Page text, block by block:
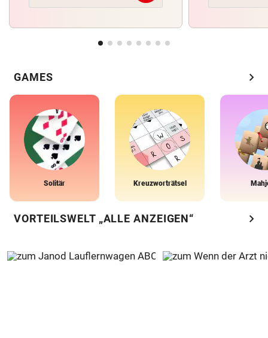
GAMES chevron_right
Solitär Kreuzworträtsel
VORTEILSWELT „ALLE ANZEIGEN“ chevron_right